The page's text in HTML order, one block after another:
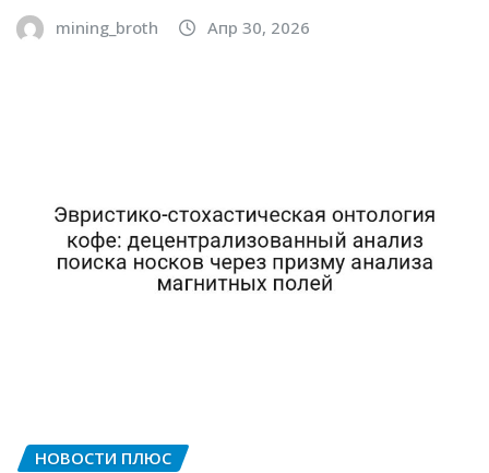
mining_broth Апр 30, 2026
НОВОСТИ ПЛЮС